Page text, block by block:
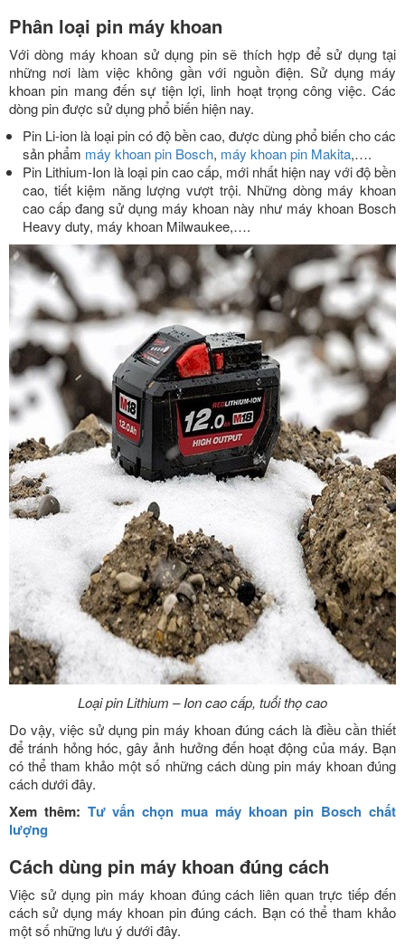
Phân loại pin máy khoan
Với dòng máy khoan sử dụng pin sẽ thích hợp để sử dụng tại
những nơi làm việc không gần với nguồn điện. Sử dụng máy
khoan pin mang đến sự tiện lợi, linh hoạt trọng công việc. Các
dòng pin được sử dụng phổ biến hiện nay.
Pin Li-ion là loại pin có độ bền cao, được dùng phổ biến cho các
sản phẩm máy khoan pin Bosch, máy khoan pin Makita,….
Pin Lithium-Ion là loại pin cao cấp, mới nhất hiện nay với độ bền
cao, tiết kiệm năng lượng vượt trội. Những dòng máy khoan
cao cấp đang sử dụng máy khoan này như máy khoan Bosch
Heavy duty, máy khoan Milwaukee,….
Loại pin Lithium – Ion cao cấp, tuổi thọ cao
Do vậy, việc sử dụng pin máy khoan đúng cách là điều cần thiết
để tránh hỏng hóc, gây ảnh hưởng đến hoạt động của máy. Bạn
có thể tham khảo một số những cách dùng pin máy khoan đúng
cách dưới đây.
Xem thêm: Tư vấn chọn mua máy khoan pin Bosch chất
lượng
Cách dùng pin máy khoan đúng cách
Việc sử dụng pin máy khoan đúng cách liên quan trực tiếp đến
cách sử dụng máy khoan pin đúng cách. Bạn có thể tham khảo
một số những lưu ý dưới đây.